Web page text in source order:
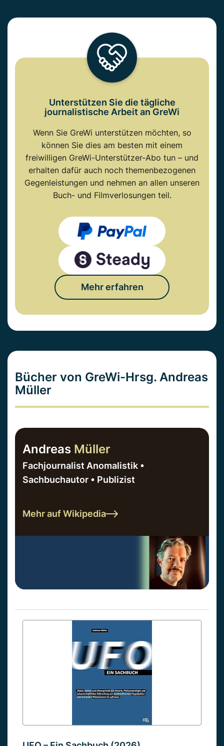
Unterstützen Sie die tägliche
journalistische Arbeit an GreWi
Wenn Sie GreWi unterstützen möchten, so
können Sie dies am besten mit einem
freiwilligen GreWi-Unterstützer-Abo tun – und
erhalten dafür auch noch themenbezogenen
Gegenleistungen und nehmen an allen unseren
Buch- und Filmverlosungen teil.
Mehr erfahren
Bücher von GreWi-Hrsg. Andreas
Müller
Andreas Müller
Fachjournalist Anomalistik •
Sachbuchautor • Publizist
Mehr auf Wikipedia